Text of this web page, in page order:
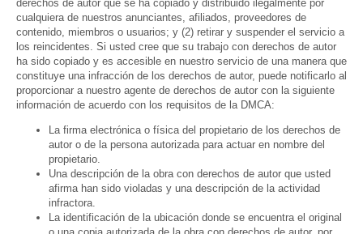
derechos de autor que se ha copiado y distribuido ilegalmente por
cualquiera de nuestros anunciantes, afiliados, proveedores de
contenido, miembros o usuarios; y (2) retirar y suspender el servicio a
los reincidentes. Si usted cree que su trabajo con derechos de autor
ha sido copiado y es accesible en nuestro servicio de una manera que
constituye una infracción de los derechos de autor, puede notificarlo al
proporcionar a nuestro agente de derechos de autor con la siguiente
información de acuerdo con los requisitos de la DMCA:
La firma electrónica o física del propietario de los derechos de
autor o de la persona autorizada para actuar en nombre del
propietario.
Una descripción de la obra con derechos de autor que usted
afirma han sido violadas y una descripción de la actividad
infractora.
La identificación de la ubicación donde se encuentra el original